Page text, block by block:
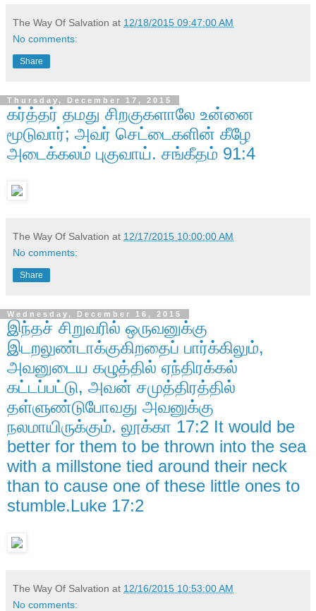
The Way Of Salvation at 12/18/2015 09:47:00 AM
No comments:
Share
Thursday, December 17, 2015
கர்த்தர் தமது சிறகுகளாலே உன்னை
மூடுவார்; அவர் செட்டைகளின் கீழே
அடைக்கலம் புகுவாய். சங்கீதம் 91:4
The Way Of Salvation at 12/17/2015 10:00:00 AM
No comments:
Share
Wednesday, December 16, 2015
இந்தச் சிறுவரில் ஒருவனுக்கு
இடறலுண்டாக்குகிறதைப் பார்க்கிலும்,
அவனுடைய கழுத்தில் ஏந்திரக்கல்
கட்டப்பட்டு, அவன் சமுத்திரத்தில்
தள்ளுண்டுபோவது அவனுக்கு
நலமாயிருக்கும். லூக்கா 17:2 It would be
better for them to be thrown into the sea
with a millstone tied around their neck
than to cause one of these little ones to
stumble.Luke 17:2
The Way Of Salvation at 12/16/2015 10:53:00 AM
No comments: